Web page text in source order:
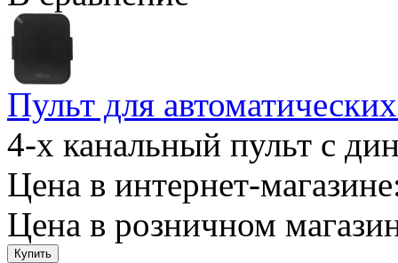
Пульт для
4-х канальный пульт с
Цена в интернет-
Цена в розничном